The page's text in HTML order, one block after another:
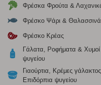
Φρέσκα Φρούτα &
Φρέσκο Ψάρι & Θαλασσινά
Φρέσκο Κρέας
Γάλατα, Ροφήματα & Χυμοί
ψυγείου
Γιαούρτια, Κρέμες
Επιδόρπια ψυγείου